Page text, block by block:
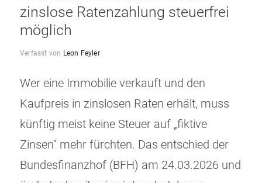
zinslose Ratenzahlung steuerfrei
möglich
Verfasst von Leon Feyler
Wer eine Immobilie verkauft und den
Kaufpreis in zinslosen Raten erhält, muss
künftig meist keine Steuer auf „fiktive
Zinsen“ mehr fürchten. Das entschied der
Bundesfinanzhof (BFH) am 24.03.2026 und